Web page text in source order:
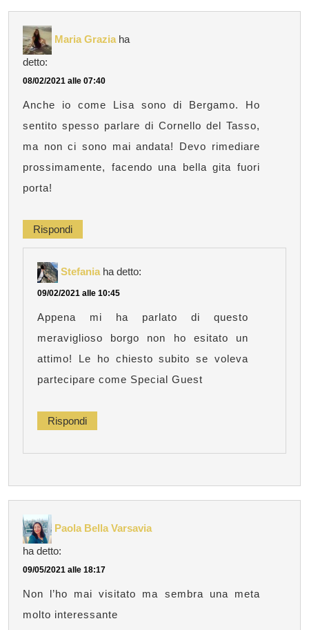
Maria Grazia ha
detto:
08/02/2021 alle 07:40
Anche io come Lisa sono di Bergamo. Ho
sentito spesso parlare di Cornello del Tasso,
ma non ci sono mai andata! Devo rimediare
prossimamente, facendo una bella gita fuori
porta!
Rispondi
Stefania ha detto:
09/02/2021 alle 10:45
Appena mi ha parlato di questo
meraviglioso borgo non ho esitato un
attimo! Le ho chiesto subito se voleva
partecipare come Special Guest
Rispondi
Paola Bella Varsavia
ha detto:
09/05/2021 alle 18:17
Non l’ho mai visitato ma sembra una meta
molto interessante